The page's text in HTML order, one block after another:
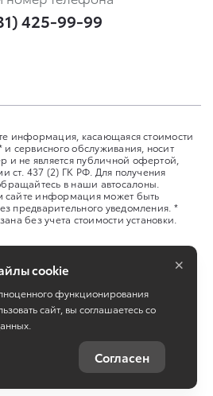
425-99-99
информация, касающаяся стоимости
сервисного обслуживания, носит
не является публичной офертой,
ст. 437 (2) ГК РФ. Для получения
в наши автосалоны.
сайте информация может быть
предварительного уведомления. *
без учета стоимости установки.
cookie
функционирования
сайт, вы соглашаетесь со
Согласен
×